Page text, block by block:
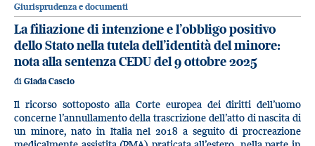
Giurisprudenza e documenti
La filiazione di intenzione e l’obbligo positivo
dello Stato nella tutela dell’identità del minore:
nota alla sentenza CEDU del 9 ottobre 2025
di Giada Cascio
Il ricorso sottoposto alla Corte europea dei diritti dell’uomo
concerne l’annullamento della trascrizione dell’atto di nascita di
un minore, nato in Italia nel 2018 a seguito di procreazione